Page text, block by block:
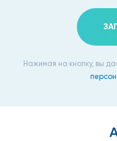
Нажимая на кнопку, вы